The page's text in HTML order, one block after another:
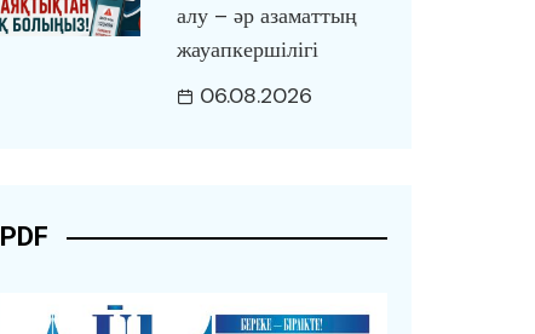
алу – әр азаматтың
жауапкершілігі
06.08.2026
PDF